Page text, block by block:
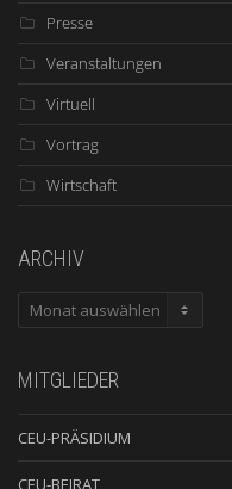
Presse
Veranstaltungen
Virtuell
Vortrag
Wirtschaft
ARCHIV
ARCHIV
MITGLIEDER
CEU-PRÄSIDIUM
CEU-BEIRAT